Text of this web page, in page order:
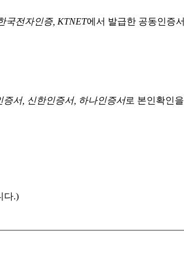
국전자인증, KTNET에서 발급한 공동인증
증서, 신한인증서, 하나인증서로 본인확인
다.)